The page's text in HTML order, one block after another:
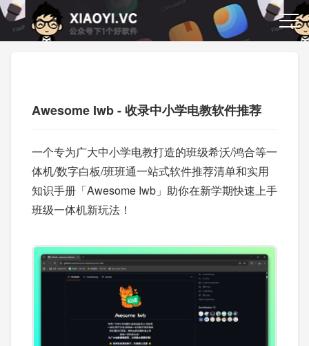
Awesome Iwb - 收录中小学电教软件推荐
一个专为广大中小学电教打造的班级希沃/鸿合等一
体机/数字白板/班班通一站式软件推荐清单和实用
知识手册「Awesome Iwb」助你在新学期快速上手
班级一体机新玩法！